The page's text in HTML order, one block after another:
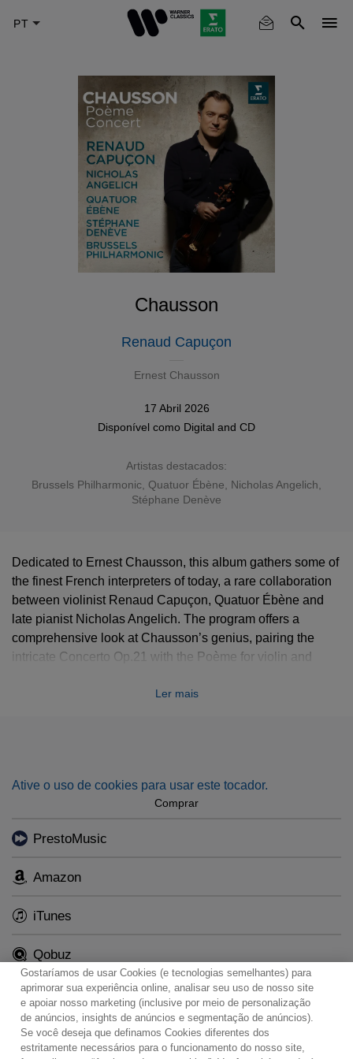
Chausson
Renaud Capuçon
Ernest Chausson
17 Abril 2026
Disponível como Digital and CD
Artistas destacados:
Brussels Philharmonic Quatuor Ébène Nicholas Angelich
Stéphane Denève
Dedicated to Ernest Chausson, this album gathers some of
the finest French interpreters of today, a rare collaboration
between violinist Renaud Capuçon, Quatuor Ébène and
late pianist Nicholas Angelich. The program offers a
comprehensive look at Chausson’s genius, pairing the
intricate Concerto Op.21 with the Poème for violin and
Ler mais
Ative o uso de cookies para usar este tocador.
Comprar
PrestoMusic
Amazon
iTunes
Qobuz
Contato Boletim de Notícias
Termos de Uso
Gostaríamos de usar Cookies (e tecnologias semelhantes) para
aprimorar sua experiência online, analisar seu uso de nosso site
e apoiar nosso marketing (inclusive por meio de personalização
de anúncios, insights de anúncios e segmentação de anúncios).
Se você deseja que definamos Cookies diferentes dos
estritamente necessários para o funcionamento do nosso site,